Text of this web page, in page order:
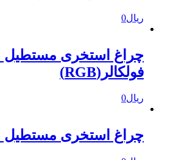
ریال0
فولکالر(RGB)
ریال0
چراغ استخری مستطیل